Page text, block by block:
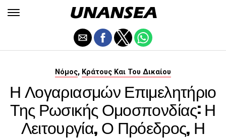
Νόμος, Κράτους Και Του Δικαίου
Η Λογαριασμών Επιμελητήριο
Της Ρωσικής Ομοσπονδίας: Η
Λειτουργία, Ο Πρόεδρος, Η